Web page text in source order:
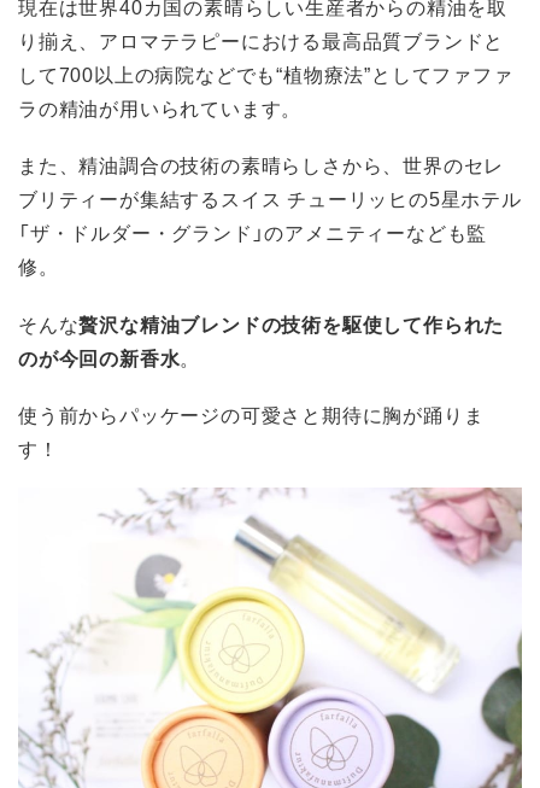
現在は世界40カ国の素晴らしい生産者からの精油を取
り揃え、アロマテラピーにおける最高品質ブランドと
して700以上の病院などでも“植物療法”としてファファ
ラの精油が用いられています。
また、精油調合の技術の素晴らしさから、世界のセレ
ブリティーが集結するスイス チューリッヒの5星ホテル
「ザ・ドルダー・グランド」のアメニティーなども監
修。
そんな贅沢な精油ブレンドの技術を駆使して作られた
のが今回の新香水。
使う前からパッケージの可愛さと期待に胸が踊りま
す！